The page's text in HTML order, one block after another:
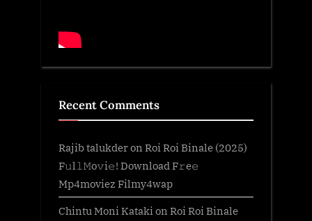
Recent Comments
Rajib talukderon Roi Roi Binale (2025)
F𝚞l𝚕𝙼o𝚟i𝚎! Download F𝚛e𝚎
Mp4moviez Filmy4wap
Chintu Moni Katakion Roi Roi Binale